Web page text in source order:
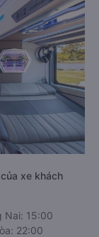
xe khách
Nai: 15:00
22:00